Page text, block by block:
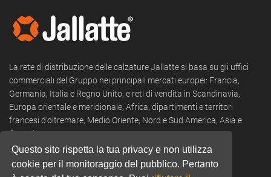
Questo sito rispetta la tua privacy e non utilizza
cookie per il monitoraggio del pubblico. Pertanto
La rete di distribuzione delle calzature Jallatte si basa su gli uffici
commerciali del Gruppo nei principali mercati europei: Francia,
Germania, Italia e Regno Unito, e reti di vendita in Scandinavia,
Europa orientale e meridionale, Africa, dipartimenti e territori
francesi d'oltremare, Medio Oriente, Nord e Sud America, Asia e
Oceania.
+39 0322 53 94 50